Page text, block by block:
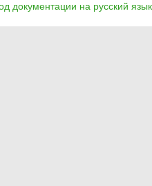
документации на русский язык.